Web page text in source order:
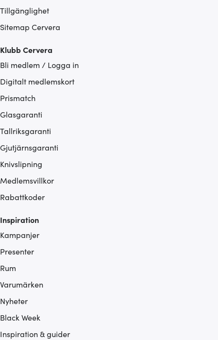
Tillgänglighet
Sitemap Cervera
Klubb Cervera
Bli medlem / Logga in
Digitalt medlemskort
Prismatch
Glasgaranti
Tallriksgaranti
Gjutjärnsgaranti
Knivslipning
Medlemsvillkor
Rabattkoder
Inspiration
Kampanjer
Presenter
Rum
Varumärken
Nyheter
Black Week
Inspiration & guider